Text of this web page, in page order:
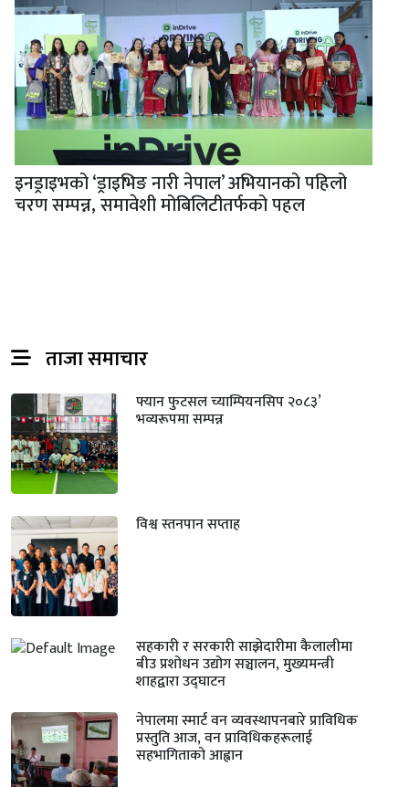
इनड्राइभको ‘ड्राइभिङ नारी नेपाल’ अभियानको पहिलो
चरण सम्पन्न, समावेशी मोबिलिटीतर्फको पहल
ताजा समाचार
फ्यान फुटसल च्याम्पियनसिप २०८३’
भव्यरूपमा सम्पन्न
विश्व स्तनपान सप्ताह
सहकारी र सरकारी साझेदारीमा कैलालीमा
बीउ प्रशोधन उद्योग सञ्चालन, मुख्यमन्त्री
शाहद्वारा उद्घाटन
नेपालमा स्मार्ट वन व्यवस्थापनबारे प्राविधिक
प्रस्तुति आज, वन प्राविधिकहरूलाई
सहभागिताको आह्वान